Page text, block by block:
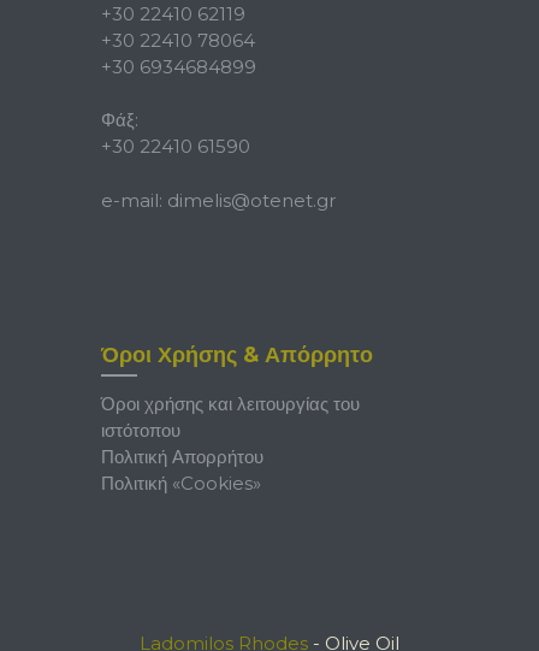
+30 22410 62119
+30 22410 78064
+30 6934684899
Φάξ:
+30 22410 61590
e-mail: dimelis@otenet.gr
Όροι Χρήσης & Απόρρητο
Όροι χρήσης και λειτουργίας του
ιστότοπου
Πολιτική Απορρήτου
Πολιτική «Cookies»
Ladomilos Rhodes - Olive Oil